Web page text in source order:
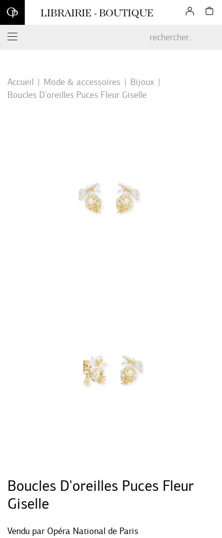
Inscrivez-vous à notre newsletter et profitez d'une remise de 10
% sur votre première commande en ligne*
LIBRAIRIE - BOUTIQUE
Accueil Mode & accessoires
Bijoux
Boucles D'oreilles Puces Fleur Giselle
Boucles D'oreilles Puces Fleur
Giselle
Vendu par Opéra National de Paris